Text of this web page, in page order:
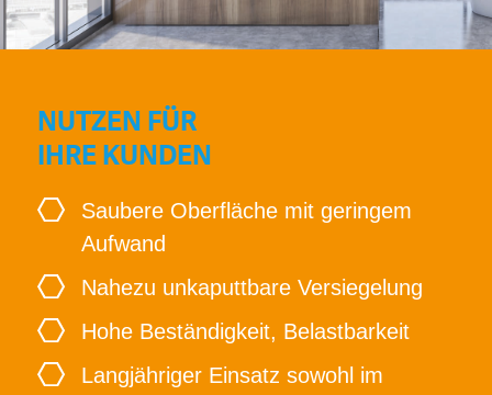
NUTZEN FÜR
IHRE KUNDEN
Saubere Oberfläche mit geringem
Aufwand
Nahezu unkaputtbare Versiegelung
Hohe Beständigkeit, Belastbarkeit
Langjähriger Einsatz sowohl im